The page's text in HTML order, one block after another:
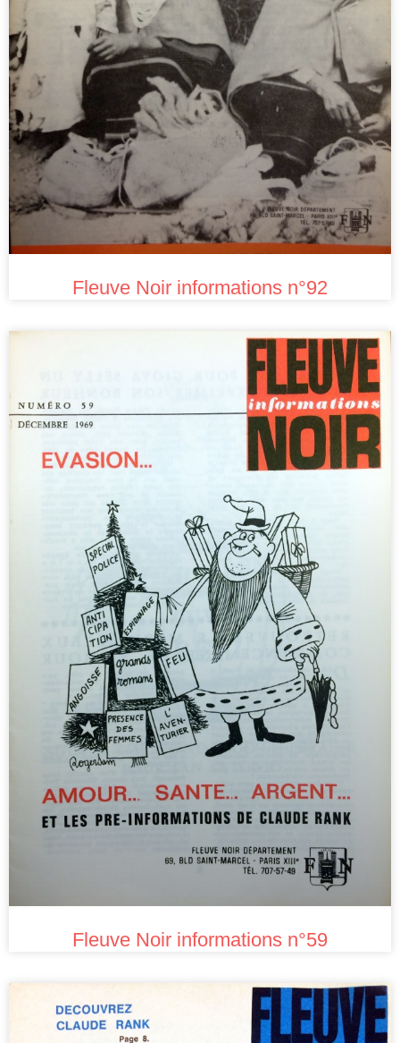
Fleuve Noir informations n°92
Fleuve Noir informations n°59